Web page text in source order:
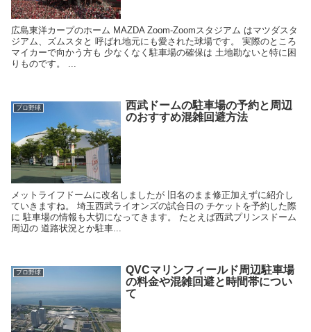
広島東洋カープのホーム MAZDA Zoom-Zoomスタジアム はマツダスタ
ジアム、ズムスタと 呼ばれ地元にも愛された球場です。 実際のところ
マイカーで向かう方も 少なくなく駐車場の確保は 土地勘ないと特に困
りものです。 ...
プロ野球
西武ドームの駐車場の予約と周辺
のおすすめ混雑回避方法
メットライフドームに改名しましたが 旧名のまま修正加えずに紹介し
ていきますね。 埼玉西武ライオンズの試合日の チケットを予約した際
に 駐車場の情報も大切になってきます。 たとえば西武プリンスドーム
周辺の 道路状況とか駐車...
プロ野球
QVCマリンフィールド周辺駐車場
の料金や混雑回避と時間帯につい
て